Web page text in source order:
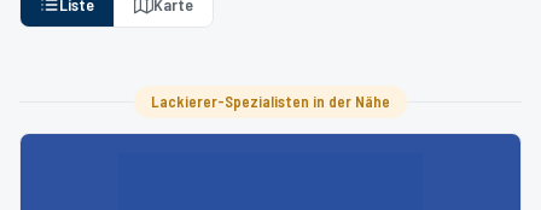
Liste Karte
Lackierer-Spezialisten in der Nähe